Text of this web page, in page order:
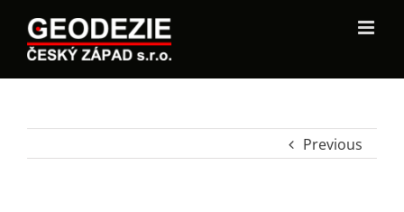
Previous